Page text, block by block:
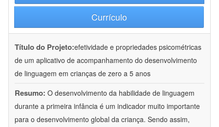
Currículo
Título do Projeto:efetividade e propriedades psicométricas
de um aplicativo de acompanhamento do desenvolvimento
de linguagem em crianças de zero a 5 anos
Resumo: O desenvolvimento da habilidade de linguagem
durante a primeira infância é um indicador muito importante
para o desenvolvimento global da criança. Sendo assim,